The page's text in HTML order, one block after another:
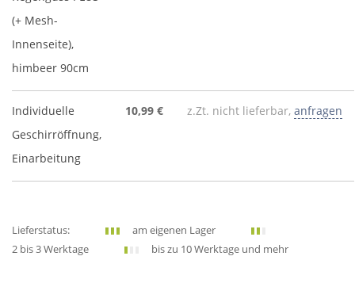
(+ Mesh-
Innenseite),
himbeer 90cm
Individuelle
Geschirröffnung,
Einarbeitung
10,99 € z.Zt. nicht lieferbar, anfragen
Lieferstatus:
am eigenen Lager
2 bis 3 Werktage
bis zu 10 Werktage und mehr